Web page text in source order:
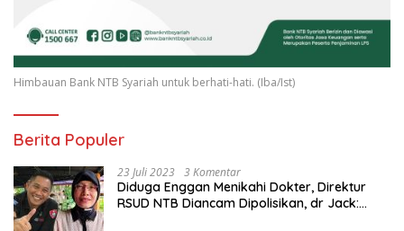
Himbauan Bank NTB Syariah untuk berhati-hati. (Iba/Ist)
Berita Populer
23 Juli 2023 3 Komentar
Diduga Enggan Menikahi Dokter, Direktur
RSUD NTB Diancam Dipolisikan, dr Jack: